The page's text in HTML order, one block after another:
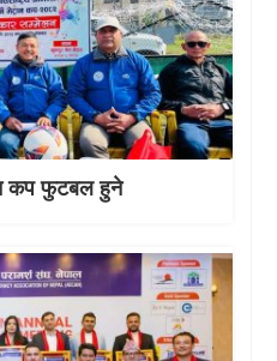
कप फुटबल हुने